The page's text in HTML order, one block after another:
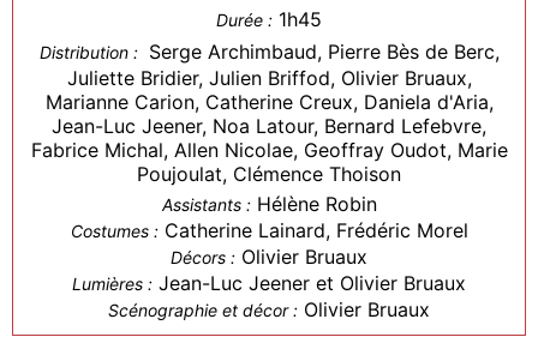
Durée : 1h45
Distribution : Serge Archimbaud, Pierre Bès de Berc,
Juliette Bridier, Julien Briffod, Olivier Bruaux,
Marianne Carion, Catherine Creux, Daniela d'Aria,
Jean-Luc Jeener, Noa Latour, Bernard Lefebvre,
Fabrice Michal, Allen Nicolae, Geoffray Oudot, Marie
Poujoulat, Clémence Thoison
Assistants : Hélène Robin
Costumes : Catherine Lainard, Frédéric Morel
Décors : Olivier Bruaux
Lumières : Jean-Luc Jeener et Olivier Bruaux
Scénographie et décor : Olivier Bruaux